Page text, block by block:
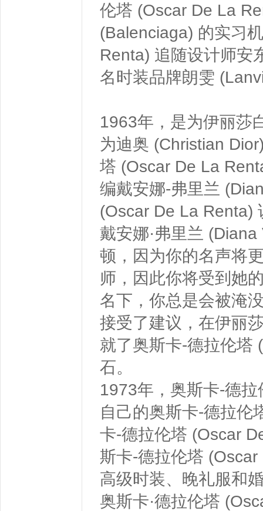
伦塔 (Oscar De La
(Balenciaga) 的实习
Renta) 追随设计师安
名时装品牌朗雯
1963年，是为伊丽莎
为迪奥 (Christian
塔 (Oscar De La
编戴安娜-弗里兰
(Oscar De La Renta)
戴安娜·弗里兰
顿，因为你的名声将
师，因此你将受到她
名下，你总是会被淹
接受了建议，在伊丽
就了奥斯卡-德拉伦塔
石。
1973年，奥斯卡-德
自己的奥斯卡-德拉伦
卡-德拉伦塔 (Oscar
斯卡-德拉伦塔
高级时装、晚礼服和
奥斯卡·德拉伦塔